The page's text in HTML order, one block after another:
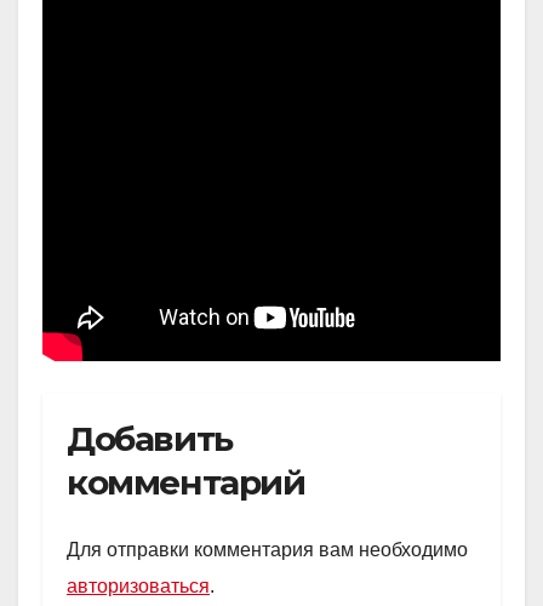
Добавить
комментарий
Для отправки комментария вам необходимо
авторизоваться.